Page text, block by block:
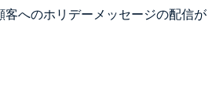
客へのホリデーメッセージの配信が